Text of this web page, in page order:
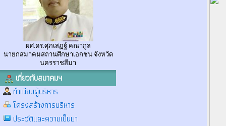
ผศ.ดร.ศุภเสฏฐ์ คณากูล
นายกสมาคมสถานศึกษาเอกชน จังหวัด
นครราชสีมา
เกี่ยวกับสมาคมฯ
ทำเนียบผู้บริหาร
โครงสร้างการบริหาร
ประวัติและความเป็นมา